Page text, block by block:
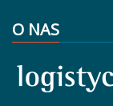
O NAS